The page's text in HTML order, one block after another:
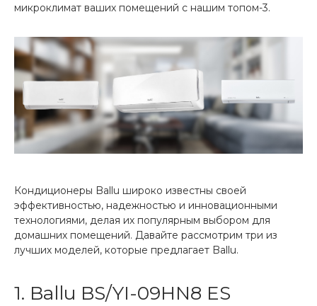
микроклимат ваших помещений с нашим топом-3.
Кондиционеры Ballu широко известны своей
эффективностью, надежностью и инновационными
технологиями, делая их популярным выбором для
домашних помещений. Давайте рассмотрим три из
лучших моделей, которые предлагает Ballu.
1. Ballu BS/YI-09HN8 ES